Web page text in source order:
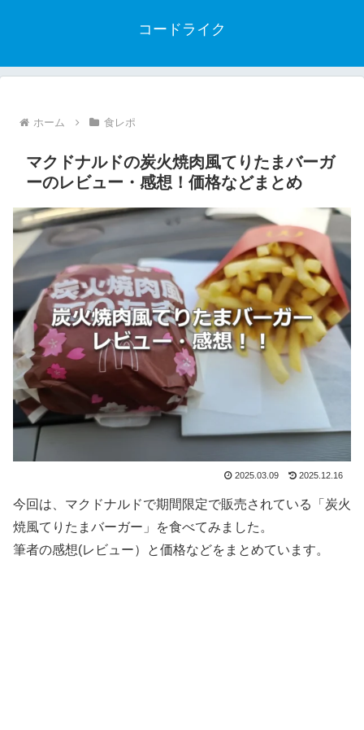
コードライク
ホーム 食レポ
マクドナルドの炭火焼肉風てりたまバーガ
ーのレビュー・感想！価格などまとめ
2025.03.09 2025.12.16
今回は、マクドナルドで期間限定で販売されている「炭火
焼風てりたまバーガー」を食べてみました。
筆者の感想(レビュー）と価格などをまとめています。